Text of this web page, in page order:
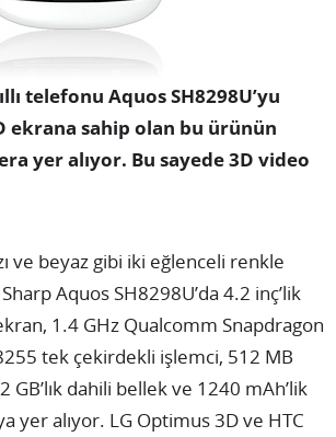
telefonu Aquos SH8298U’yu
ekrana sahip olan bu ürünün
yer alıyor. Bu sayede 3D video
ve beyaz gibi iki eğlenceli renkle
Aquos SH8298U’da 4.2 inç’lik
1.4 GHz Qualcomm Snapdragon
tek çekirdekli işlemci, 512 MB
GB’lık dahili bellek ve 1240 mAh’lik
yer alıyor. LG Optimus 3D ve HTC